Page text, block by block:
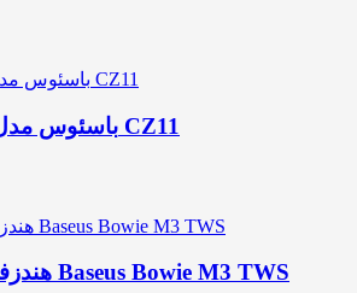
هندزفری USB-C باسئوس مدل CZ11
هندزفری بلوتوث دو تایی Baseus Bowie M3 TWS